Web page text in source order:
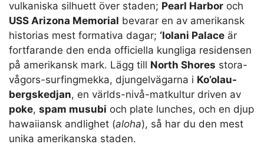
vulkaniska silhuett över staden; Pearl Harbor och
USS Arizona Memorial bevarar en av amerikansk
historias mest formativa dagar; ‘Iolani Palace är
fortfarande den enda officiella kungliga residensen
på amerikansk mark. Lägg till North Shores stora-
vågors-surfingmekka, djungelvägarna i Ko’olau-
bergskedjan, en världs-nivå-matkultur driven av
poke, spam musubi och plate lunches, och en djup
hawaiiansk andlighet (aloha), så har du den mest
unika amerikanska staden.